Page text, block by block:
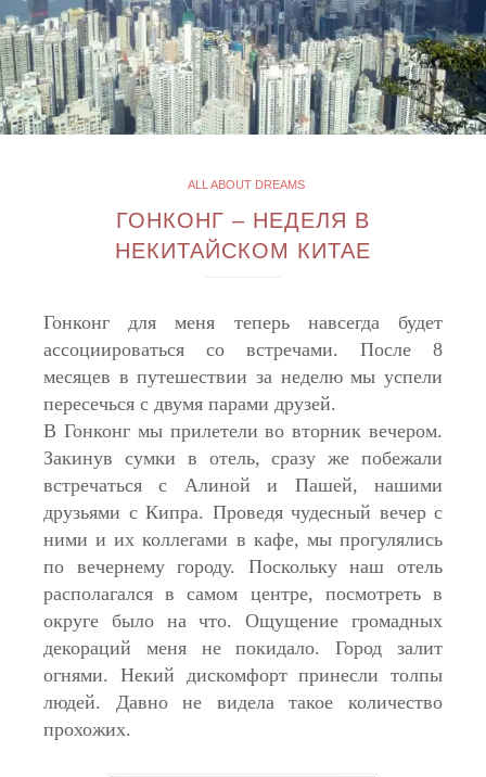
ALL ABOUT DREAMS
ГОНКОНГ – НЕДЕЛЯ В
НЕКИТАЙСКОМ КИТАЕ
Гонконг для меня теперь навсегда будет
ассоциироваться со встречами. После 8
месяцев в путешествии за неделю мы успели
пересечься с двумя парами друзей.
В Гонконг мы прилетели во вторник вечером.
Закинув сумки в отель, сразу же побежали
встречаться с Алиной и Пашей, нашими
друзьями с Кипра. Проведя чудесный вечер с
ними и их коллегами в кафе, мы прогулялись
по вечернему городу. Поскольку наш отель
располагался в самом центре, посмотреть в
округе было на что. Ощущение громадных
декораций меня не покидало. Город залит
огнями. Некий дискомфорт принесли толпы
людей. Давно не видела такое количество
прохожих.